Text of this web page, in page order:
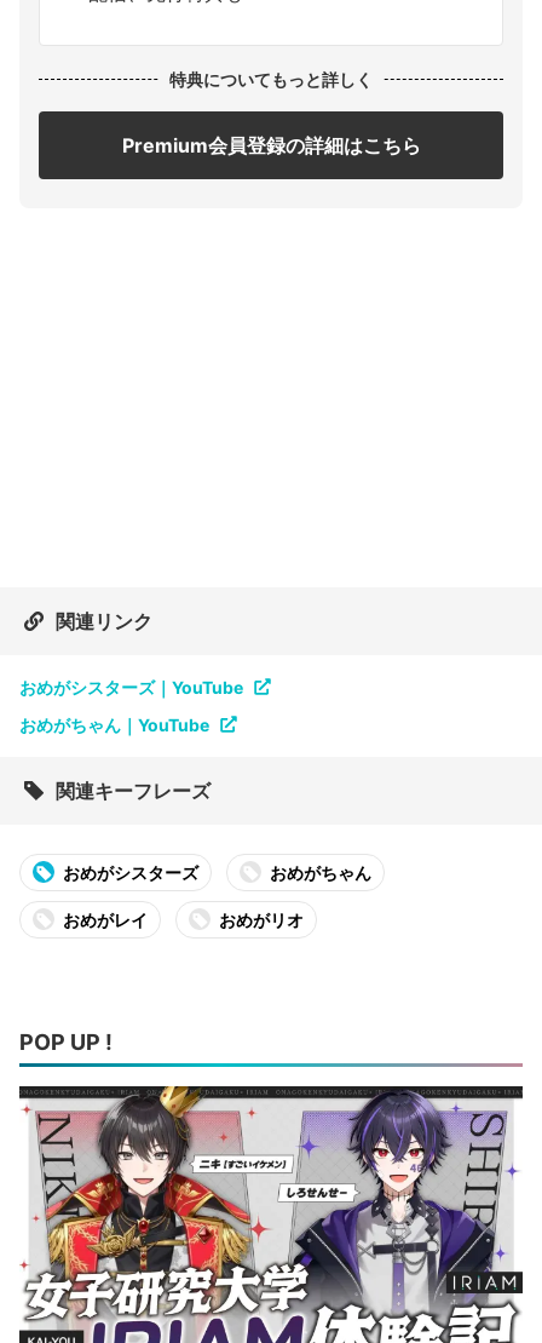
特典についてもっと詳しく
Premium会員登録の詳細はこちら
関連リンク
おめがシスターズ｜YouTube
おめがちゃん｜YouTube
関連キーフレーズ
おめがシスターズ おめがちゃん
おめがレイ おめがリオ
POP UP !